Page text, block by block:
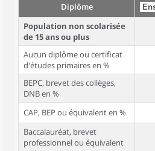
Diplôme
Population non scolarisée
de 15 ans ou plus
Aucun diplôme ou certificat
d'études primaires en %
BEPC, brevet des collèges,
DNB en %
CAP, BEP ou équivalent en %
Baccalauréat, brevet
professionnel ou équivalent